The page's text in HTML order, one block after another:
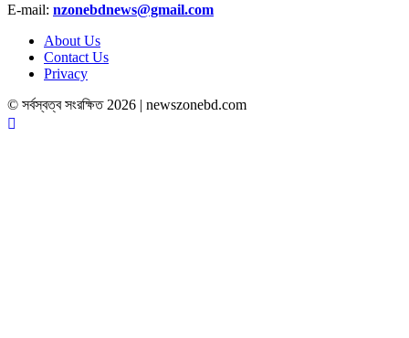
E-mail: nzonebdnews@gmail.com
About Us
Contact Us
Privacy
© সর্বস্বত্ব সংরক্ষিত 2026 | newszonebd.com